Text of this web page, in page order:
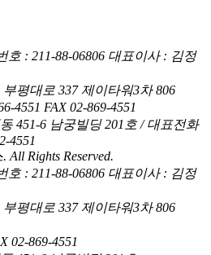
: 211-88-06806 대표이사 : 김정
평대로 337 제이타워3차 806
4551 FAX 02-869-4551
451-6 남궁빌딩 201호 / 대표전화
4551
All Rights Reserved.
: 211-88-06806 대표이사 : 김정
평대로 337 제이타워3차 806
02-869-4551